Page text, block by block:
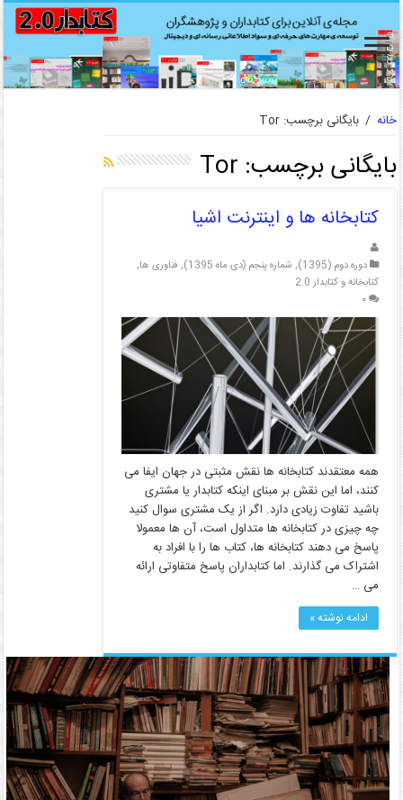
خانه / بایگانی برچسب: Tor
بایگانی برچسب: Tor
کتابخانه ها و اینترنت اشیا
دوره دوم (1395) , شماره پنجم (دی ماه 1395) , فناوری ها,
کتابخانه و کتابدار 2.0
۰
همه معتقدند کتابخانه ها نقش مثبتی در جهان ایفا می
کنند، اما این نقش بر مبنای اینکه کتابدار یا مشتری
باشید تفاوت زیادی دارد. اگر از یک مشتری سوال کنید
چه چیزی در کتابخانه ها متداول است، آن ها معمولا
پاسخ می دهند کتابخانه ها، کتاب ها را با افراد به
اشتراک می گذارند. اما کتابداران پاسخ متفاوتی ارائه
می …
ادامه نوشته »